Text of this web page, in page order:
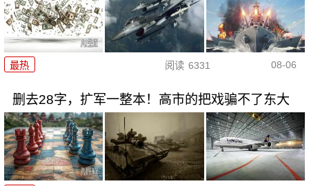
最热 阅读 6331 08-06
删去28字，扩军一整本！高市的把戏骗不了东大